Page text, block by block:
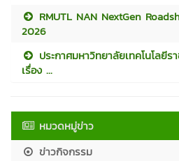
RMUTL NAN NextGen
2026
ประกาศมหาวิทยาลัยเทคโนโลยี
เรื่อง ...
หมวดหมู่ข่าว
ข่าวกิจกรรม